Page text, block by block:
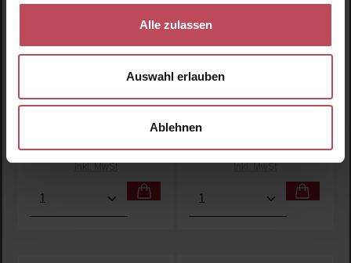
Alle zulassen
Auswahl erlauben
Ablehnen
Durchschnittliche Bewertung von 5 von 5 Sternen
Dry Shampoo - Dark
Trockenshampoo für
217 ml(13,34 € / 100 ml)
28,95 €
Inkl. MwSt
Produkt Anzahl: Gib den gewünschten Wert ein
Durchschnittliche
Trockenshampoo für
217 ml(12,88 € / 100 ml)
27,95 €
Inkl. MwSt
Produkt Anzahl: Gib